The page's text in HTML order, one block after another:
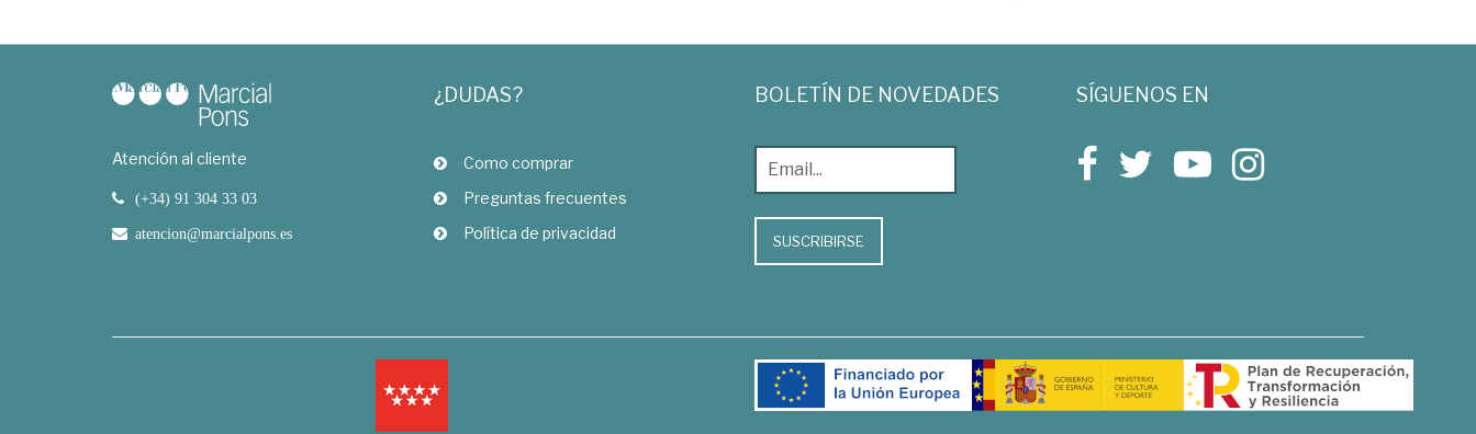
Atención al cliente
(+34) 91 304 33 03
atencion@marcialpons.es
¿DUDAS?
Como comprar
Preguntas frecuentes
Política de privacidad
BOLETÍN DE NOVEDADES
SUSCRIBIRSE
SÍGUENOS EN